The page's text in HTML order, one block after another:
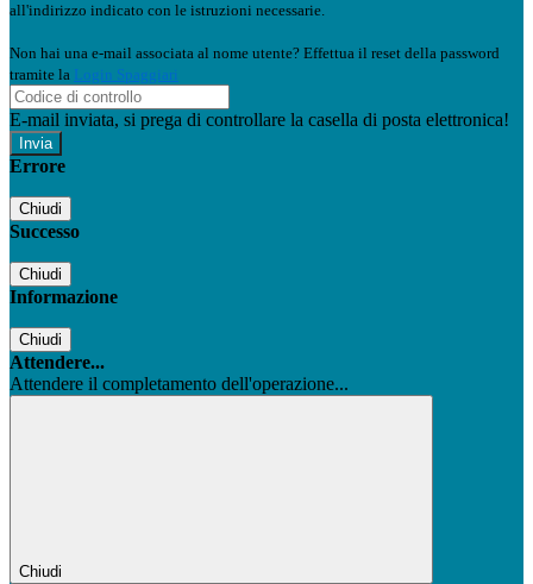
all'indirizzo indicato con le istruzioni necessarie.
Non hai una e-mail associata al nome utente? Effettua il reset della password
tramite la Login Spaggiari
E-mail inviata, si prega di controllare la casella di posta elettronica!
Errore
Chiudi
Successo
Chiudi
Informazione
Chiudi
Attendere...
Attendere il completamento dell'operazione...
Chiudi